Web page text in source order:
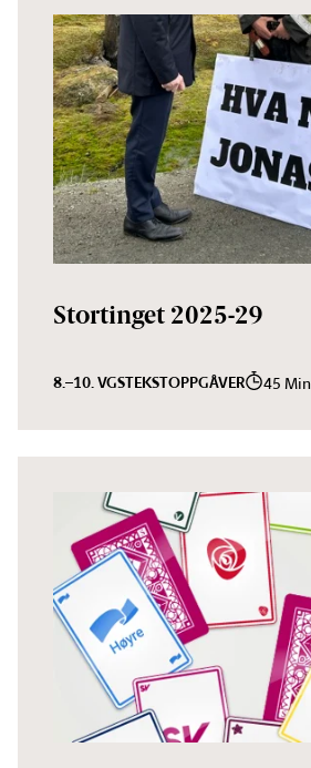
Stortinget 2025-29
8.–10. VGSTEKSTOPPGÅVER 45 Min